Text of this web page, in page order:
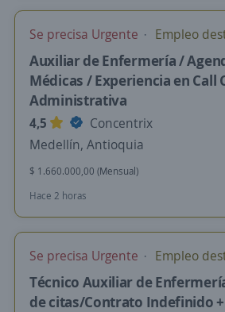
Se precisa Urgente Empleo
Auxiliar de Enfermería /
Médicas / Experiencia en Call
Administrativa
4,5
Concentrix
Medellín, Antioquia
$ 1.660.000,00 (Mensual)
Hace 2 horas
Se precisa Urgente Empleo
Técnico Auxiliar de
de citas/Contrato Indefinido